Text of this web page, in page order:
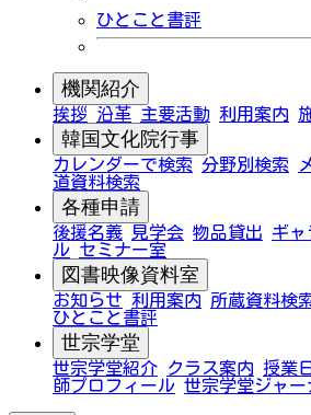
ひとこと書評
機関紹介
挨拶 沿革 主要活動 利用案内
韓国文化院行事
カレンダーで検索 分野別検索
道資料検索
各種申請
後援名義 見学会 物品貸出 ギャ
ル セミナー室
図書映像資料室
お知らせ 利用案内 所蔵資料検
ひとこと書評
世宗学堂
世宗学堂紹介 クラス案内 授業
師プロフィール 世宗学堂ジャー